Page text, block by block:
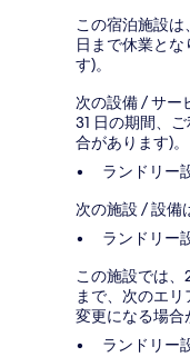
この宿泊施設は
日まで休業と
す)。
次の設備 / サー
31 日の期間、
合があります)。
ランドリー
次の施設 / 設備
ランドリー
この施設では、
まで、次のエ
変更になる場合
ランドリー